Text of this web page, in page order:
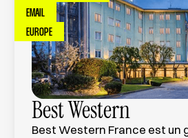
EMAIL
EUROPE
Best Western
Best Western France est un